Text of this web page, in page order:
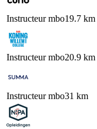
Instructeur mbo19.7 km
Instructeur mbo20.9 km
Instructeur mbo31 km